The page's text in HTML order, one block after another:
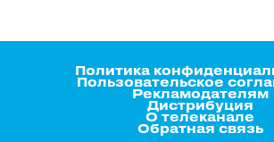
Политика
Пользовательское
Рекламодателям
Дистрибуция
О телеканале
Обратная связь